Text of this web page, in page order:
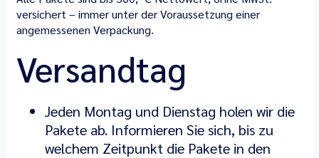
versichert – immer unter der Voraussetzung einer
angemessenen Verpackung.
Versandtag
Jeden Montag und Dienstag holen wir die
Pakete ab. Informieren Sie sich, bis zu
welchem ​​Zeitpunkt die Pakete in den